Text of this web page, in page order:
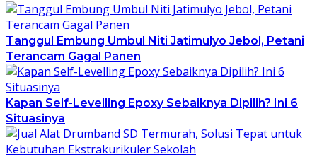
Tanggul Embung Umbul Niti Jatimulyo Jebol, Petani
Terancam Gagal Panen
Kapan Self-Levelling Epoxy Sebaiknya Dipilih? Ini 6
Situasinya